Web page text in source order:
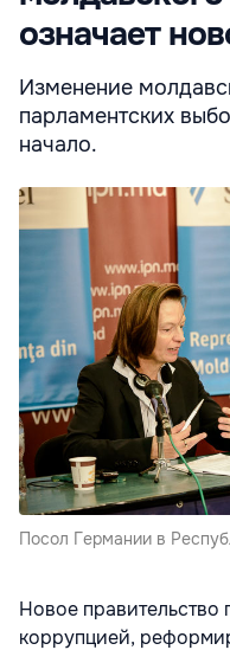
означает
Изменение
парламентских
начало.
Посол Германии в
Новое правительство
коррупцией,